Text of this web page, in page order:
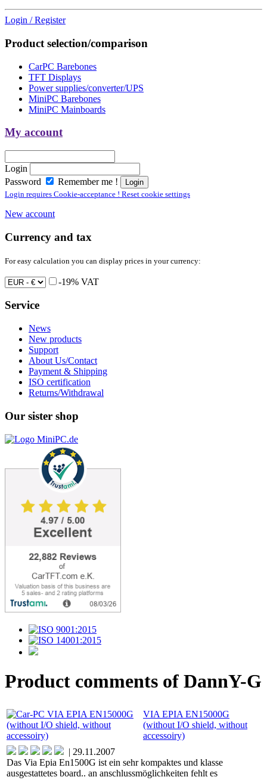
Login / Register
Product selection/comparison
CarPC Barebones
TFT Displays
Power supplies/converter/UPS
MiniPC Barebones
MiniPC Mainboards
My account
Login
Password
Remember me !
Login requires Cookie-acceptance ! Reset cookie settings
New account
Currency and tax
For easy calculation you can display prices in your currency:
-19% VAT
Service
News
New products
Support
About Us/Contact
Payment & Shipping
ISO certification
Returns/Withdrawal
Our sister shop
Product comments of DannY-G
VIA EPIA EN15000G
(without I/O shield, without
accessoiry)
| 29.11.2007
Das Via Epia En1500G ist ein sehr kompaktes und klasse
ausgestattetes board.. an anschlussmöglichkeiten fehlt es